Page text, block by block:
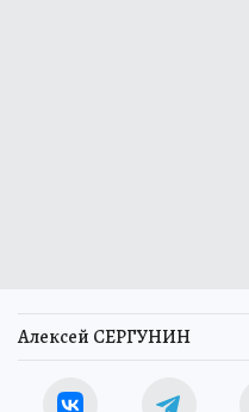
Алексей СЕРГУНИН